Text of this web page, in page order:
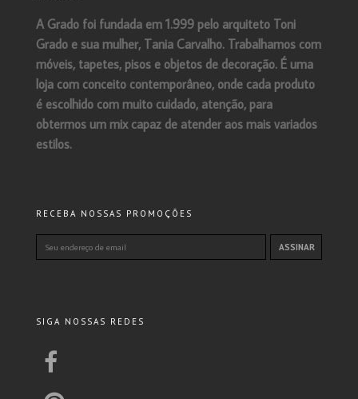
A Grado foi fundada em 1.999 pelo arquiteto Toni
Grado e sua mulher, Tania Carvalho. Trabalhamos com
móveis, tapetes, pisos e objetos de decoração. É uma
loja com conceito contemporâneo, onde cada produto
é escolhido com muito cuidado, atenção, para
obtermos um mix capaz de atender aos mais variados
estilos.
RECEBA NOSSAS PROMOÇÕES
SIGA NOSSAS REDES